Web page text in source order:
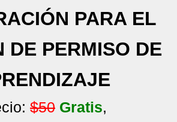
PARA EL
DE PERMISO DE
$50 Gratis,